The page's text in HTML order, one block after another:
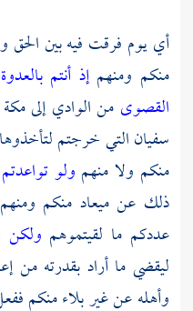
أي يوم فرقت فيه بين الحق
منكم ومنهمإذ أنتم
القصوى من الوادي إلىمكة
سفيانالتي خرجتم
منكم ولا منهم ولو
ذلك عن ميعاد منكم
عددكم ما لقيتموهم ولكن
ليقضي ما أراد بقدرته من
وأهله عن غير بلاء منكم